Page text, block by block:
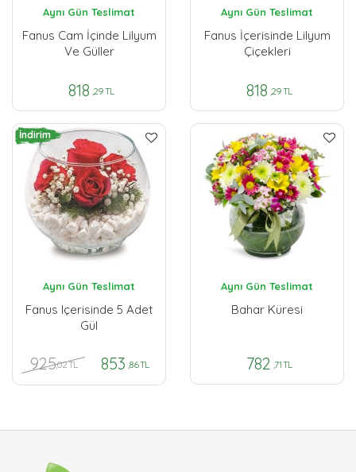
Aynı Gün Teslimat
Fanus Cam İçinde Lilyum
Ve Güller
818 ,29 TL
Aynı Gün Teslimat
Fanus İçerisinde Lilyum
Çiçekleri
818 ,29 TL
İndirim
Aynı Gün Teslimat
Fanus Içerisinde 5 Adet
Gül
925,02 TL 853 ,86 TL
Aynı Gün Teslimat
Bahar Küresi
782 ,71 TL